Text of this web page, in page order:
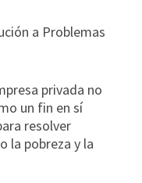
a Problemas
privada no
un fin en sí
resolver
la pobreza y la